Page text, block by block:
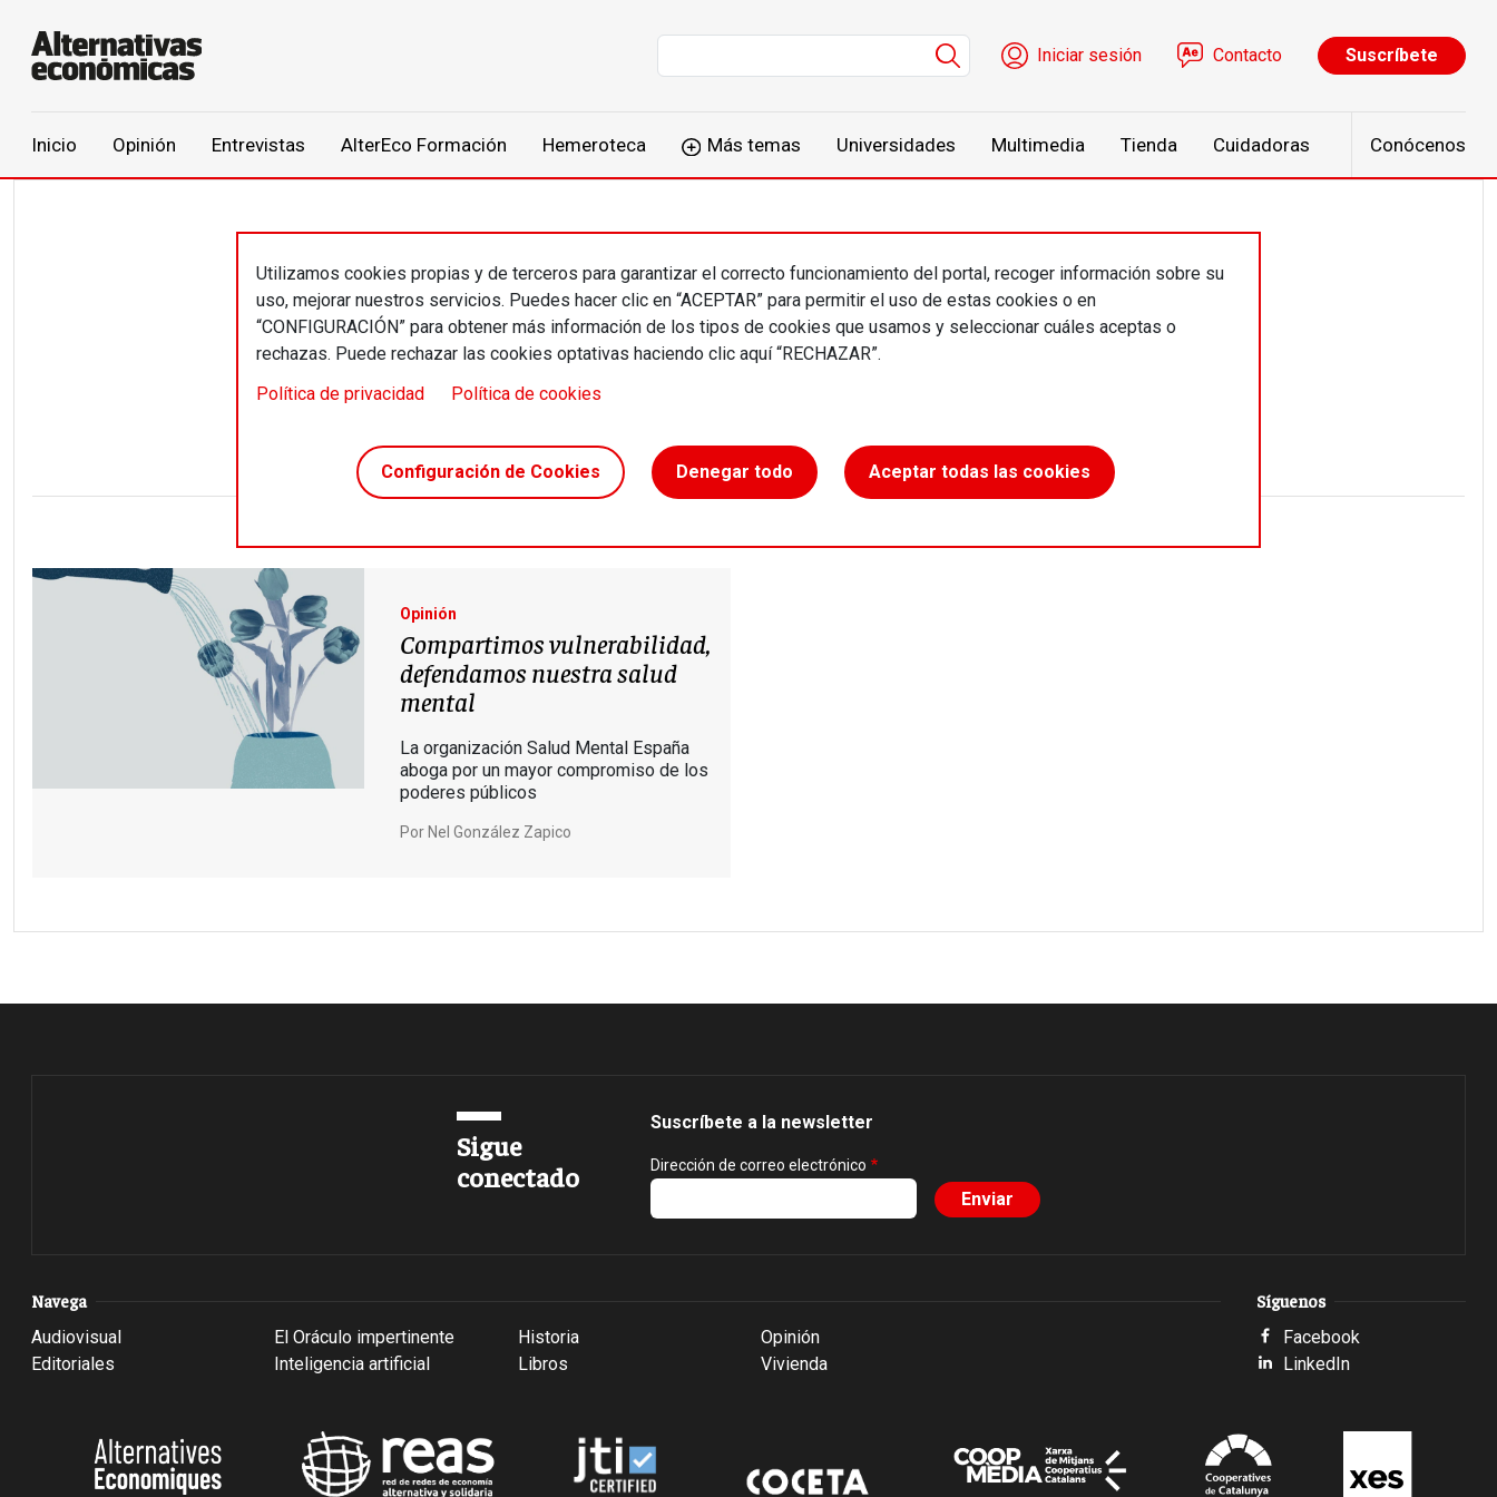
Menú de cuenta de usuario
Iniciar sesión Contacto Suscríbete
Inicio Opinión Entrevistas AlterEco Formación Hemeroteca Más temas Universidades Multimedia Tienda Cuidadoras Conócenos
Utilizamos cookies propias y de terceros para garantizar el correcto funcionamiento del portal, recoger información sobre su
uso, mejorar nuestros servicios. Puedes hacer clic en “ACEPTAR” para permitir el uso de estas cookies o en
“CONFIGURACIÓN” para obtener más información de los tipos de cookies que usamos y seleccionar cuáles aceptas o
rechazas. Puede rechazar las cookies optativas haciendo clic aquí “RECHAZAR”.
Política de privacidad
Política de cookies
Configuración de Cookies Denegar todo Aceptar todas las cookies
Nel González Zapico
Cargo profesional
Opinión
Compartimos vulnerabilidad,
defendamos nuestra salud
mental
La organización Salud Mental España
aboga por un mayor compromiso de los
poderes públicos
Por Nel González Zapico
Sigue
conectado
Suscríbete a la newsletter
Dirección de correo electrónico
Navega
Audiovisual
Editoriales
El Oráculo impertinente
Inteligencia artificial
Historia
Libros
Opinión
Vivienda
Síguenos
Facebook
LinkedIn